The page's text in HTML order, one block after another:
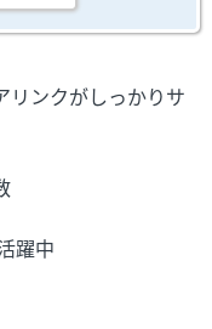
リンクがしっかりサ
躍中